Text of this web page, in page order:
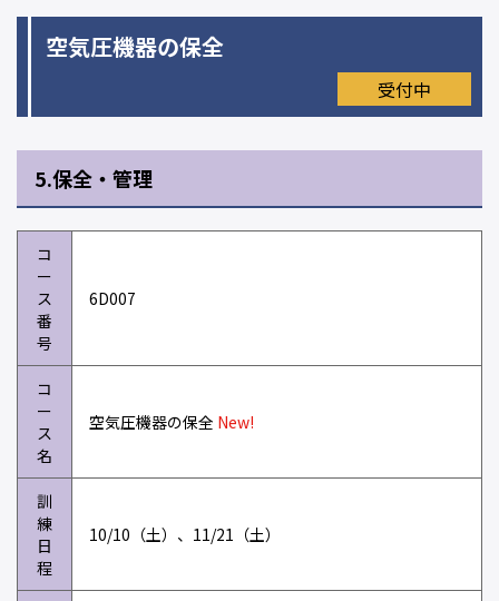
空気圧機器の保全
受付中
5.保全・管理
コ
ー
ス
番
号
6D007
コ
ー
ス
名
空気圧機器の保全 New!
訓
練
日
程
10/10（土）、11/21（土）